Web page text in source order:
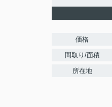
価格
間取り/面積
所在地